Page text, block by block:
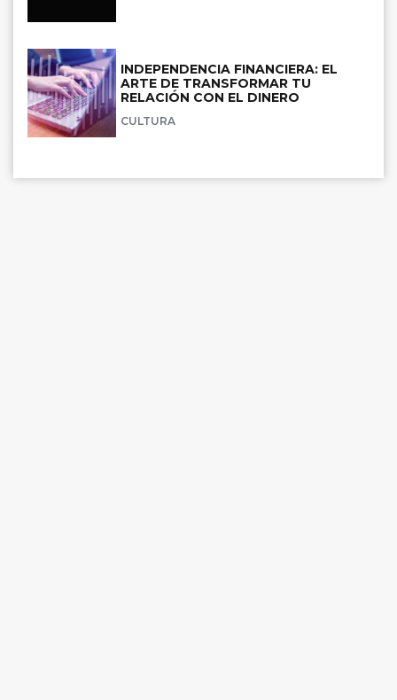
INDEPENDENCIA FINANCIERA: EL
ARTE DE TRANSFORMAR TU
RELACIÓN CON EL DINERO
CULTURA